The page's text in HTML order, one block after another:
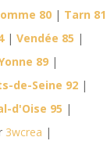
80 | Tarn 81
| Vendée 85 |
89 |
de-Seine 92 |
d'Oise 95 |
3wcrea |